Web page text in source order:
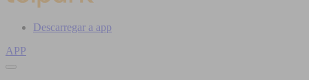
Descarregar a app
APP